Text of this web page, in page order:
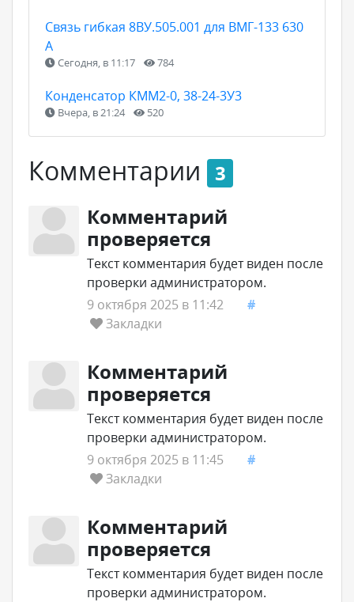
Связь гибкая 8ВУ.505.001 для ВМГ-133 630
А
Сегодня, в 11:17 784
Конденсатор КММ2-0, 38-24-3У3
Вчера, в 21:24 520
Комментарии
3
Комментарий
проверяется
Текст комментария будет виден после
проверки администратором.
9 октября 2025 в 11:42
#
Закладки
Комментарий
проверяется
Текст комментария будет виден после
проверки администратором.
9 октября 2025 в 11:45
#
Закладки
Комментарий
проверяется
Текст комментария будет виден после
проверки администратором.